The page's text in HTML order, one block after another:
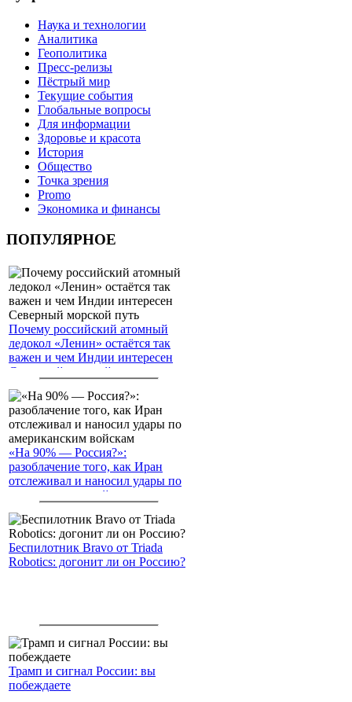
Наука и технологии
Аналитика
Геополитика
Пресс-релизы
Пёстрый мир
Текущие события
Глобальные вопросы
Для информации
Здоровье и красота
История
Общество
Точка зрения
Promo
Экономика и финансы
ПОПУЛЯРНОЕ
Почему российский атомный
ледокол «Ленин» остаётся так
важен и чем Индии интересен
Северный морской путь
«На 90% — Россия?»:
разоблачение того, как Иран
отслеживал и наносил удары по
американским войскам
Беспилотник Bravo от Triada
Robotics: догонит ли он Россию?
Трамп и сигнал России: вы
побеждаете